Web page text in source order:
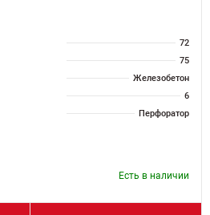
72
75
Железобетон
6
Перфоратор
Есть в наличии